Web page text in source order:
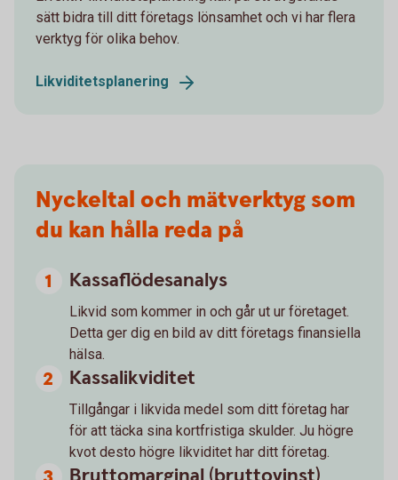
sätt bidra till ditt företags lönsamhet och vi har flera
verktyg för olika behov.
Likviditetsplanering
Nyckeltal och mätverktyg som
du kan hålla reda på
Kassaflödesanalys
Likvid som kommer in och går ut ur företaget.
Detta ger dig en bild av ditt företags finansiella
hälsa.
Kassalikviditet
Tillgångar i likvida medel som ditt företag har
för att täcka sina kortfristiga skulder. Ju högre
kvot desto högre likviditet har ditt företag.